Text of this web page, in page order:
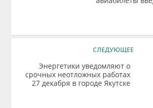
СЛЕДУЮЩЕЕ
Энергетики уведомляют о
срочных неотложных работах
27 декабря в городе Якутске